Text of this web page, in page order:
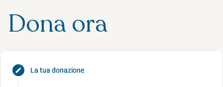
Dona ora